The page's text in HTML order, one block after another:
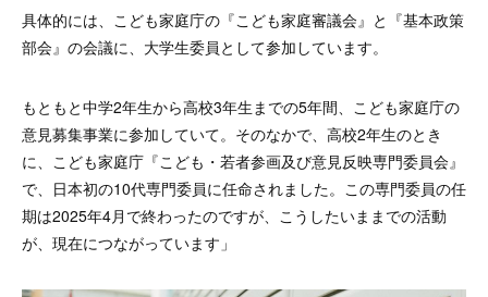
具体的には、こども家庭庁の『こども家庭審議会』と『基本政策
部会』の会議に、大学生委員として参加しています。
もともと中学2年生から高校3年生までの5年間、こども家庭庁の
意見募集事業に参加していて。そのなかで、高校2年生のとき
に、こども家庭庁『こども・若者参画及び意見反映専門委員会』
で、日本初の10代専門委員に任命されました。この専門委員の任
期は2025年4月で終わったのですが、こうしたいままでの活動
が、現在につながっています」